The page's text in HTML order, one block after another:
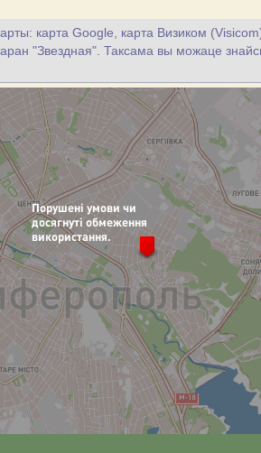
карта Google, карта Визиком
"Звездная". Таксама вы можаце